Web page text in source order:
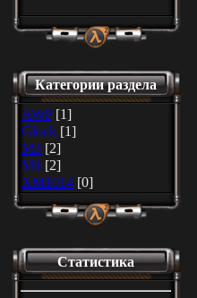
Категории раздела
AWP [1]
Glock [1]
M3 [2]
M4 [2]
XM1014 [0]
Статистика